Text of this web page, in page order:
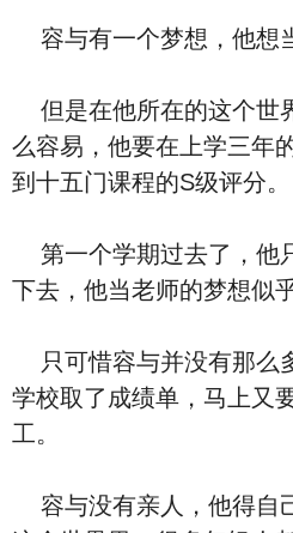
容与有一个梦想，他想
但是在他所在的这个世
么容易，他要在上学三年
到十五门课程的S级评分。
第一个学期过去了，他
下去，他当老师的梦想似
只可惜容与并没有那么
学校取了成绩单，马上又
工。
容与没有亲人，他得自